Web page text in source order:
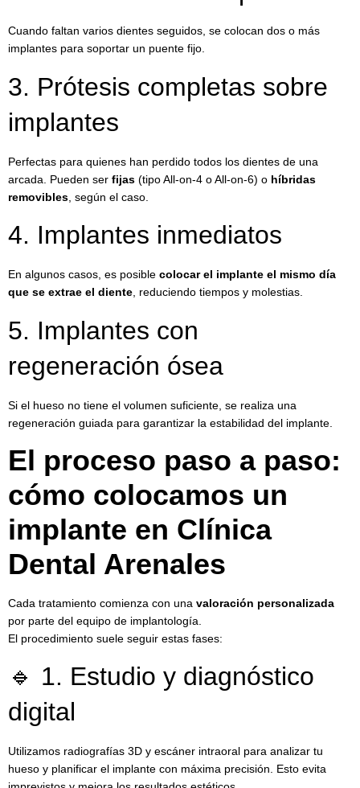
Cuando faltan varios dientes seguidos, se colocan dos o más
implantes para soportar un puente fijo.
3. Prótesis completas sobre
implantes
Perfectas para quienes han perdido todos los dientes de una
arcada. Pueden ser fijas (tipo All-on-4 o All-on-6) o híbridas
removibles , según el caso.
4. Implantes inmediatos
En algunos casos, es posible colocar el implante el mismo día
que se extrae el diente , reduciendo tiempos y molestias.
5. Implantes con
regeneración ósea
Si el hueso no tiene el volumen suficiente, se realiza una
regeneración guiada para garantizar la estabilidad del implante.
El proceso paso a paso:
cómo colocamos un
implante en Clínica
Dental Arenales
Cada tratamiento comienza con una valoración personalizada
por parte del equipo de implantología.
El procedimiento suele seguir estas fases:
🔹 1. Estudio y diagnóstico
digital
Utilizamos radiografías 3D y escáner intraoral para analizar tu
hueso y planificar el implante con máxima precisión. Esto evita